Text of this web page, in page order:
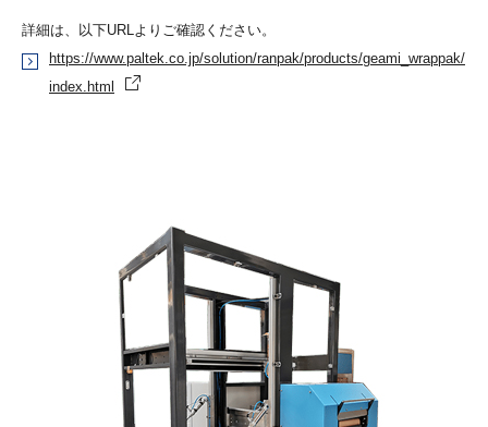
詳細は、以下URLよりご確認ください。
https://www.paltek.co.jp/solution/ranpak/products/geami_wrappak/
index.html